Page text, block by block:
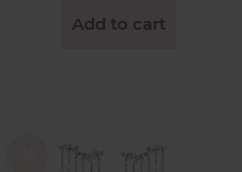
Add to cart